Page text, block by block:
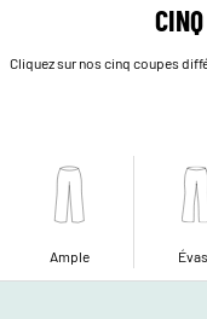
Cliquez sur nos cinq coupes
Ample